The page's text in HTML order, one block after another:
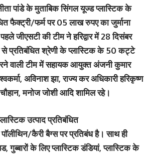
पांडे के मुताबिक सिंगल यूज्ड प्लास्टिक के
फैक्ट्री/फर्म पर 05 लाख रुपए का जुर्माना
जीएसटी की टीम ने हरिद्वार में 28 दिसंबर
से प्रतिबंधित श्रेणी के प्लास्टिक के 50 कट्टे
वाली टीम में सहायक आयुक्त अंजनी कुमार
अविनाश झा, राज्य कर अधिकारी हरिकृष्ण
मनोज जोशी आदि शामिल रहे।
उत्पाद प्रतिबंधित
कैरी बैग्स पर प्रतिबंध है। साथ ही
गुब्बारों के लिए प्लास्टिक डंडियां, प्लास्टिक के